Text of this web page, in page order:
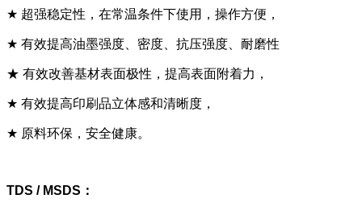
★ 超强稳定性，在常温条件下使用，操作方便，
★ 有效提高油墨强度、密度、抗压强度、耐磨性
★ 有效改善基材表面极性，提高表面附着力，
★ 有效提高印刷品立体感和清晰度，
★ 原料环保，安全健康。
TDS / MSDS：